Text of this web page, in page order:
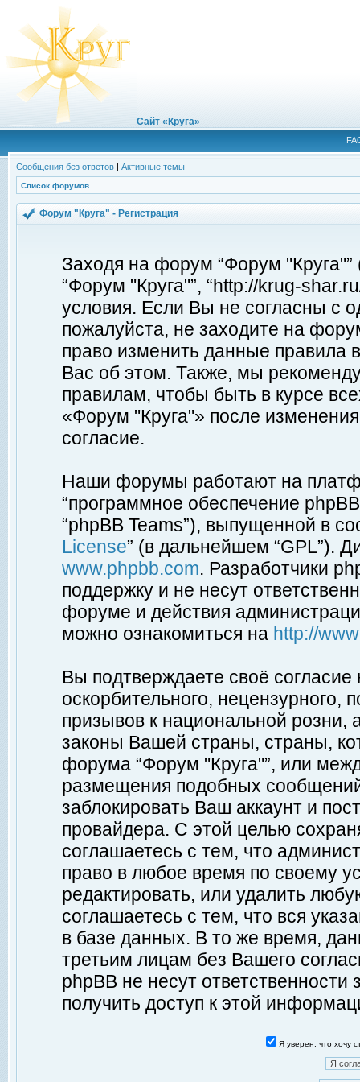
Сайт «Круга»
Сообщения без ответов | Активные темы
Список форумов
Форум "Круга" - Регистрация
Заходя на форум “Форум
“Форум "Круга"”, “http://krug-
условия. Если Вы не согласны с
пожалуйста, не заходите на
право изменить данные правила
Вас об этом. Также, мы
правилам, чтобы быть в курсе
«Форум "Круга"» после
согласие.
Наши форумы работают на
“программное обеспечение
“phpBB Teams”), выпущенной в
License” (в дальнейшем “GPL”).
www.phpbb.com. Разработчики
поддержку и не несут
форуме и действия
можно ознакомиться на http://
Вы подтверждаете своё
оскорбительного, нецензурного,
призывов к национальной
законы Вашей страны, страны,
форума “Форум "Круга"”, или
размещения подобных
заблокировать Ваш аккаунт и
провайдера. С этой целью
соглашаетесь с тем, что
право в любое время по своему
редактировать, или удалить
соглашаетесь с тем, что вся
в базе данных. В то же время,
третьим лицам без Вашего
phpBB не несут ответственности
получить доступ к этой
Я уверен, что хочу